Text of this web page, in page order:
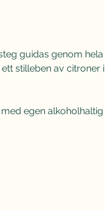
guidas genom hela
stilleben av citroner i
egen alkoholhaltig